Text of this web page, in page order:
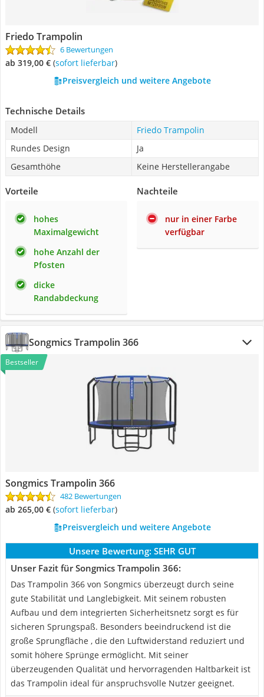
Friedo Trampolin
6 Bewertungen
ab 319,00 € ( Sofort lieferbar)
Preisvergleich und weitere Angebote
Technische Details
Modell
Friedo Trampolin
Rundes Design
Ja
Gesamthöhe
Keine Herstellerangabe
Vorteile
hohes
Maximalgewicht
hohe Anzahl der
Pfosten
dicke
Randabdeckung
Nachteile
nur in einer Farbe
verfügbar
Songmics Trampolin 366
Bestseller
Songmics Trampolin 366
482 Bewertungen
ab 265,00 € ( Sofort lieferbar)
Preisvergleich und weitere Angebote
Unsere Bewertung: SEHR GUT
Unser Fazit für Songmics Trampolin 366:
Das Trampolin 366 von Songmics überzeugt durch seine
gute Stabilität und Langlebigkeit. Mit seinem robusten
Aufbau und dem integrierten Sicherheitsnetz sorgt es für
sicheren Sprungspaß. Besonders beeindruckend ist die
große Sprungfläche , die den Luftwiderstand reduziert und
somit höhere Sprünge ermöglicht. Mit seiner
überzeugenden Qualität und hervorragenden Haltbarkeit ist
das Trampolin ideal für anspruchsvolle Nutzer geeignet.